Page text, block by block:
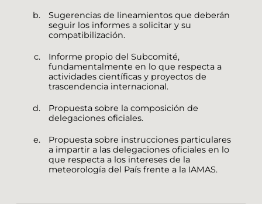
Sugerencias de lineamientos que deberán
seguir los informes a solicitar y su
compatibilización.
Informe propio del Subcomité,
fundamentalmente en lo que respecta a
actividades científicas y proyectos de
trascendencia internacional.
Propuesta sobre la composición de
delegaciones oficiales.
Propuesta sobre instrucciones particulares
a impartir a las delegaciones oficiales en lo
que respecta a los intereses de la
meteorología del País frente a la IAMAS.